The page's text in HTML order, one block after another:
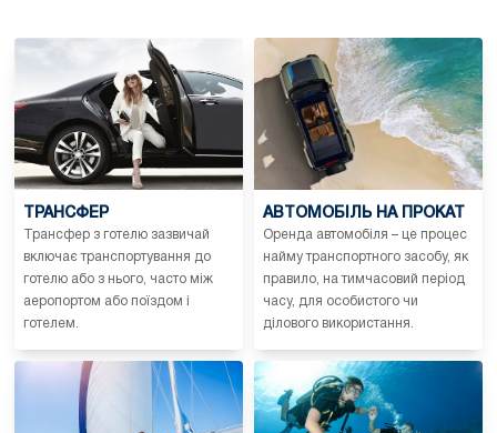
ТРАНСФЕР
Трансфер з готелю зазвичай
включає транспортування до
готелю або з нього, часто між
аеропортом або поїздом і
готелем.
АВТОМОБІЛЬ НА ПРОКАТ
Оренда автомобіля – це процес
найму транспортного засобу, як
правило, на тимчасовий період
часу, для особистого чи
ділового використання.